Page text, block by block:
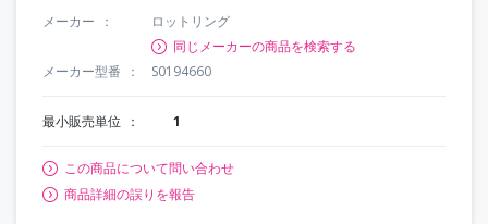
メーカー
ロットリング
同じメーカーの商品を検索する
メーカー型番
S0194660
最小販売単位 1
この商品について問い合わせ
商品詳細の誤りを報告